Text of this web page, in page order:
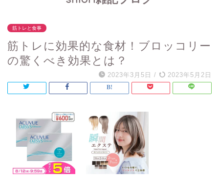
筋トレと食事
筋トレに効果的な食材！ブロッコリー
の驚くべき効果とは？
2023年3月5日 / 2023年5月2日